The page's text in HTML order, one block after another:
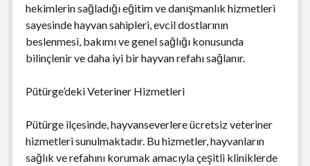
hekimlerin sağladığı eğitim ve danışmanlık hizmetleri
sayesinde hayvan sahipleri, evcil dostlarının
beslenmesi, bakımı ve genel sağlığı konusunda
bilinçlenir ve daha iyi bir hayvan refahı sağlanır.
Pütürge’deki Veteriner Hizmetleri
Pütürge ilçesinde, hayvanseverlere ücretsiz veteriner
hizmetleri sunulmaktadır. Bu hizmetler, hayvanların
sağlık ve refahını korumak amacıyla çeşitli kliniklerde